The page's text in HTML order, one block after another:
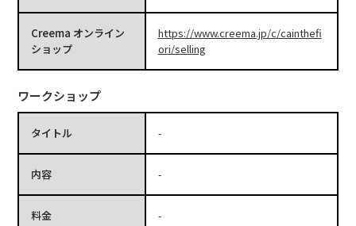
Creema オンライン
ショップ
https://www.creema.jp/c/cainthefi
ori/selling
ワークショップ
タイトル -
内容 -
料金 -